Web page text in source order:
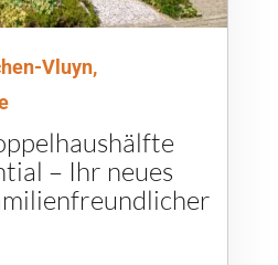
Vluyn,
– Ihr neues